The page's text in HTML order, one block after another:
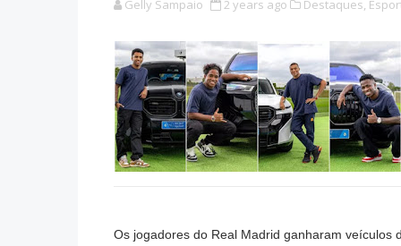
Gelly Sampaio 2 years ago Destaques,
Os jogadores do Real Madrid ganharam veículos